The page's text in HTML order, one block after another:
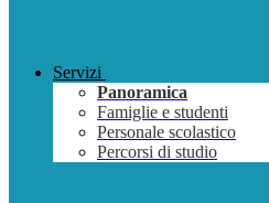
Servizi
Panoramica
Famiglie e studenti
Personale scolastico
Percorsi di studio